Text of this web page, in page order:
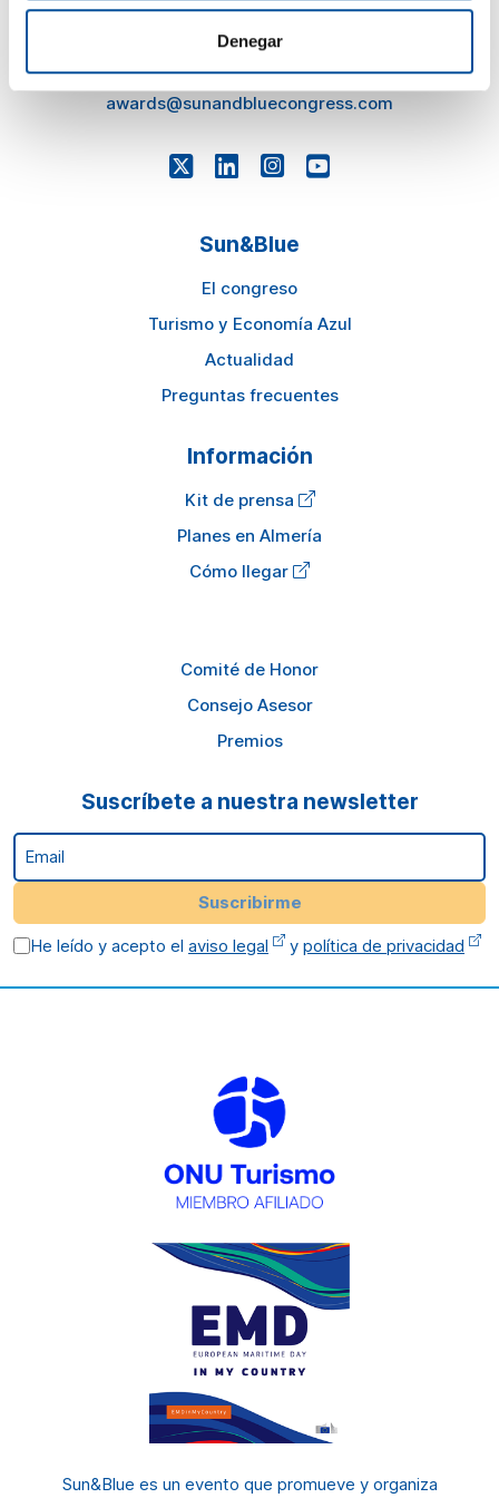
Denegar
press@sunandbluecongress.com
comercial@sunandbluecongress.com
awards@sunandbluecongress.com
Sun&Blue
El congreso
Turismo y Economía Azul
Actualidad
Preguntas frecuentes
Información
Kit de prensa
Planes en Almería
Cómo llegar
Comité de Honor
Consejo Asesor
Premios
Suscríbete a nuestra newsletter
Email
Suscribirme
He leído y acepto elaviso legal ypolítica de privacidad
Sun&Blue es un evento que promueve y organiza